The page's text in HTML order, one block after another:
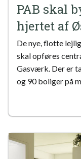
PAB skal
hjertet af
De nye, flotte
skal opføres
Gasværk. Der er
og 90 boliger på